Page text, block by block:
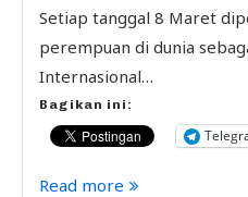
Setiap tanggal 8 Maret
perempuan di dunia
Internasional…
Bagikan ini:
Read more